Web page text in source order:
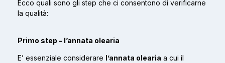
Ecco quali sono gli step che ci consentono di verificarne
la qualità:
Primo step – l’annata olearia
E’ essenziale considerare l’annata olearia a cui il